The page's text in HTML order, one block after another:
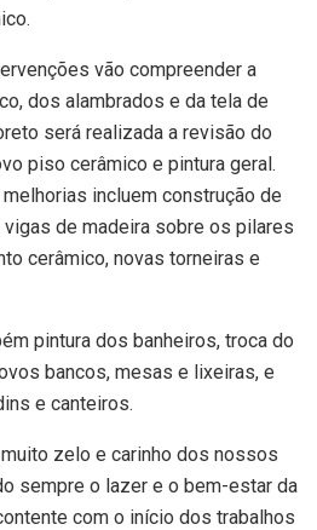
vão compreender a
dos alambrados e da tela de
será realizada a revisão do
piso cerâmico e pintura geral.
incluem construção de
de madeira sobre os pilares
cerâmico, novas torneiras e
pintura dos banheiros, troca do
bancos, mesas e lixeiras, e
e canteiros.
zelo e carinho dos nossos
sempre o lazer e o bem-estar da
com o início dos trabalhos